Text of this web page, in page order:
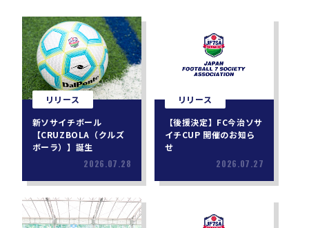
リリース
新ソサイチボール
【CRUZBOLA（クルズ
ボーラ）】誕生
2026.07.28
リリース
【後援決定】FC今治ソサ
イチCUP 開催のお知ら
せ
2026.07.27